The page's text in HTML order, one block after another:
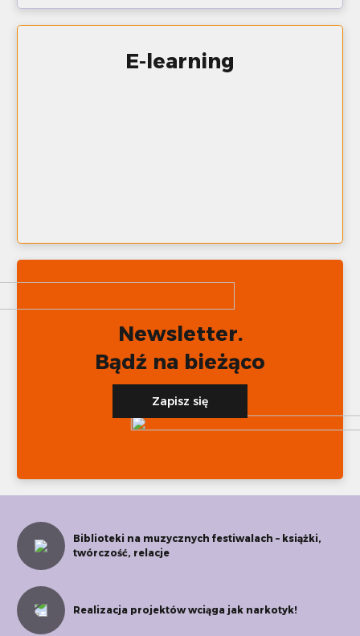
E-learning
Newsletter.
Bądź na bieżąco
Zapisz się
Biblioteki na muzycznych festiwalach – książki,
twórczość, relacje
Realizacja projektów wciąga jak narkotyk!